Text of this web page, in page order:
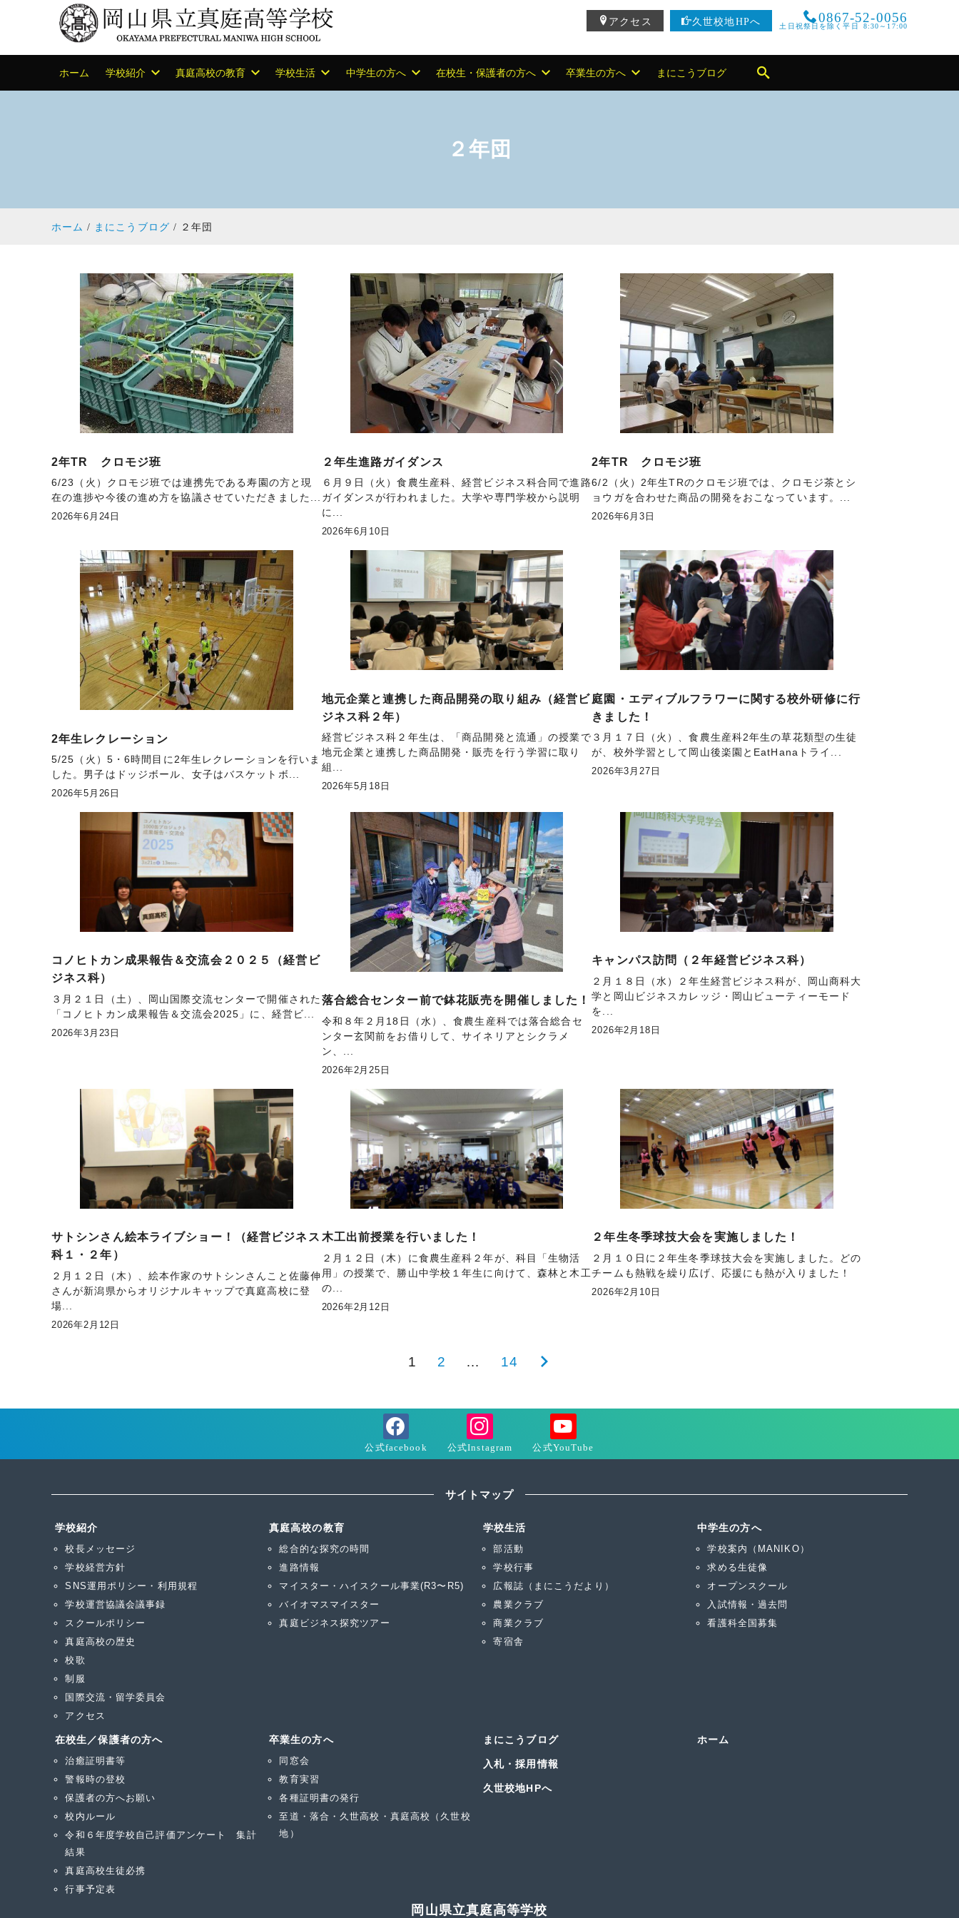
アクセス 久世校地HPへ 0867-52-0056
土日祝祭日を除く平日 8:30～17:00
ホーム 学校紹介 真庭高校の教育 学校生活 中学生の方へ 在校生・保護者の方へ 卒業生の方へ まにこうブログ
２年団
ホーム まにこうブログ ２年団
2年TR クロモジ班
6/23（火）クロモジ班では連携先である寿園の方と現
在の進捗や今後の進め方を協議させていただきました...
2026年6月24日
２年生進路ガイダンス
６月９日（火）食農生産科、経営ビジネス科合同で進路
ガイダンスが行われました。大学や専門学校から説明
に...
2026年6月10日
2年TR クロモジ班
6/2（火）2年生TRのクロモジ班では、クロモジ茶とシ
ョウガを合わせた商品の開発をおこなっています。...
2026年6月3日
2年生レクレーション
5/25（火）5・6時間目に2年生レクレーションを行いま
した。男子はドッジボール、女子はバスケットボ...
2026年5月26日
地元企業と連携した商品開発の取り組み（経営ビ
ジネス科２年）
経営ビジネス科２年生は、「商品開発と流通」の授業で
地元企業と連携した商品開発・販売を行う学習に取り
組...
2026年5月18日
庭園・エディブルフラワーに関する校外研修に行
きました！
３月１７日（火）、食農生産科2年生の草花類型の生徒
が、校外学習として岡山後楽園とEatHanaトライ...
2026年3月27日
コノヒトカン成果報告＆交流会２０２５（経営ビ
ジネス科）
３月２１日（土）、岡山国際交流センターで開催された
「コノヒトカン成果報告＆交流会2025」に、経営ビ...
2026年3月23日
落合総合センター前で鉢花販売を開催しました！
令和８年２月18日（水）、食農生産科では落合総合セ
ンター玄関前をお借りして、サイネリアとシクラメ
ン、...
2026年2月25日
キャンパス訪問（２年経営ビジネス科）
２月１８日（水）２年生経営ビジネス科が、岡山商科大
学と岡山ビジネスカレッジ・岡山ビューティーモード
を...
2026年2月18日
サトシンさん絵本ライブショー！（経営ビジネス
科１・２年）
２月１２日（木）、絵本作家のサトシンさんこと佐藤伸
さんが新潟県からオリジナルキャップで真庭高校に登
場...
2026年2月12日
木工出前授業を行いました！
２月１２日（木）に食農生産科２年が、科目「生物活
用」の授業で、勝山中学校１年生に向けて、森林と木工
の...
2026年2月12日
２年生冬季球技大会を実施しました！
２月１０日に２年生冬季球技大会を実施しました。どの
チームも熱戦を繰り広げ、応援にも熱が入りました！
2026年2月10日
送
り
1 2 … 14
次
ペ
ー
ジ
サイトマップ
学校紹介
校長メッセージ
学校経営方針
SNS運用ポリシー・利用規程
学校運営協議会議事録
スクールポリシー
真庭高校の歴史
校歌
制服
国際交流・留学委員会
アクセス
真庭高校の教育
総合的な探究の時間
進路情報
マイスター・ハイスクール事業(R3〜R5)
バイオマスマイスター
真庭ビジネス探究ツアー
学校生活
部活動
学校行事
広報誌（まにこうだより）
農業クラブ
商業クラブ
寄宿舎
中学生の方へ
学校案内（MANIKO）
求める生徒像
オープンスクール
入試情報・過去問
看護科全国募集
在校生／保護者の方へ
治癒証明書等
警報時の登校
保護者の方へお願い
校内ルール
令和６年度学校自己評価アンケート 集計
結果
真庭高校生徒必携
行事予定表
卒業生の方へ
同窓会
教育実習
各種証明書の発行
至道・落合・久世高校・真庭高校（久世校
地）
まにこうブログ
入札・採用情報
久世校地HPへ
ホーム
岡山県立真庭高等学校